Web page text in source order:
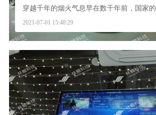
来的发展方向
2021-07-01 15:48:29